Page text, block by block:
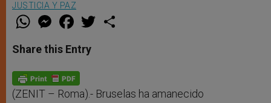
JUSTICIA Y PAZ
W
t
s
p
p
M
e
s
e
g
e
F
a
e
b
o
k
w
Share this Entry
(ZENIT – Roma).- Bruselas ha amanecido